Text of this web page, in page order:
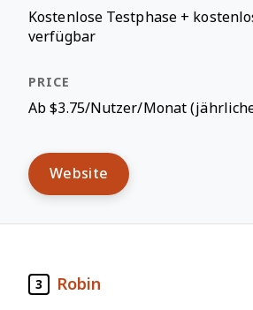
Kostenlose Testphase +
verfügbar
Ab $3.75/Nutzer/Monat
Website
3 Robin